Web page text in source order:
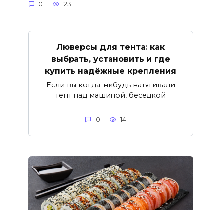
0 23
Люверсы для тента: как
выбрать, установить и где
купить надёжные крепления
Если вы когда-нибудь натягивали
тент над машиной, беседкой
0 14